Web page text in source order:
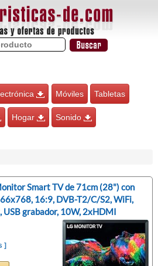
Móviles Tabletas
Hogar Sonido
Smart TV de 71cm (28") con
16:9, DVB-T2/C/S2, WiFi,
USB grabador, 10W, 2xHDMI
]